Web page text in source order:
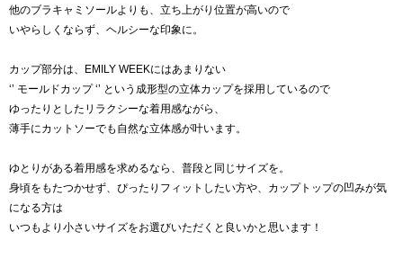
他のブラキャミソールよりも、立ち上がり位置が高いので
いやらしくならず、ヘルシーな印象に。
カップ部分は、EMILY WEEKにはあまりない
‘’ モールドカップ ‘’ という成形型の立体カップを採用しているので
ゆったりとしたリラクシーな着用感ながら、
薄手にカットソーでも自然な立体感が叶います。
ゆとりがある着用感を求めるなら、普段と同じサイズを。
身頃をもたつかせず、ぴったりフィットしたい方や、カップトップの凹みが気
になる方は
いつもより小さいサイズをお選びいただくと良いかと思います！